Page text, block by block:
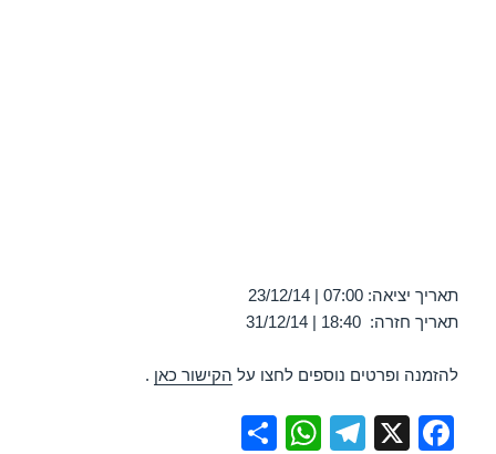
תאריך יציאה: 07:00 | 23/12/14
תאריך חזרה: 18:40 | 31/12/14
להזמנה ופרטים נוספים לחצו על הקישור כאן .
F
X
T
W